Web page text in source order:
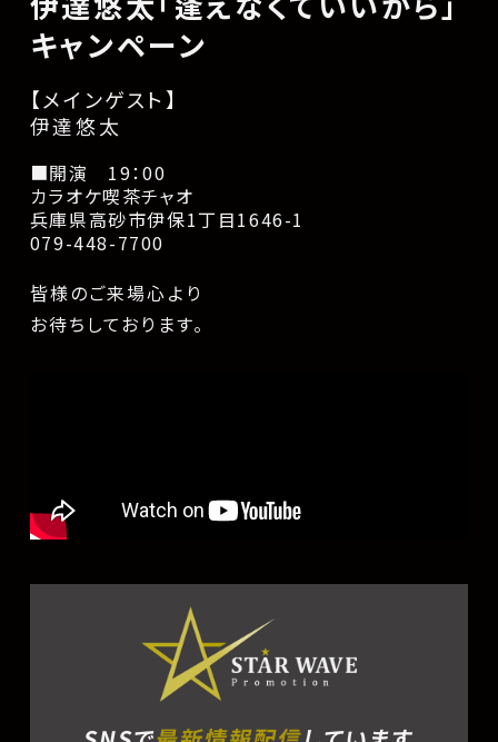
キャンペーン
【メインゲスト】
伊達悠太
■開演 19：00
カラオケ喫茶チャオ
兵庫県高砂市伊保1丁目1646-1
079-448-7700
皆様のご来場心より
お待ちしております。